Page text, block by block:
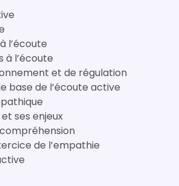
l’écoute
à l’écoute
et de régulation
base de l’écoute active
ses enjeux
de l’empathie